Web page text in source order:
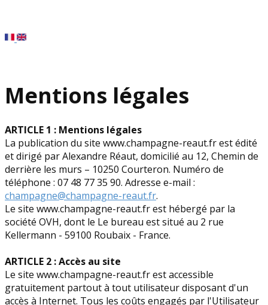
Mentions légales
ARTICLE 1 : Mentions légales
La publication du site www.champagne-reaut.fr est édité
et dirigé par Alexandre Réaut, domicilié au 12, Chemin de
derrière les murs – 10250 Courteron. Numéro de
téléphone : 07 48 77 35 90. Adresse e-mail :
champagne@champagne-reaut.fr.
Le site www.champagne-reaut.fr est hébergé par la
société OVH, dont le Le bureau est situé au 2 rue
Kellermann - 59100 Roubaix - France.
ARTICLE 2 : Accès au site
Le site www.champagne-reaut.fr est accessible
gratuitement partout à tout utilisateur disposant d'un
accès à Internet. Tous les coûts engagés par l'Utilisateur